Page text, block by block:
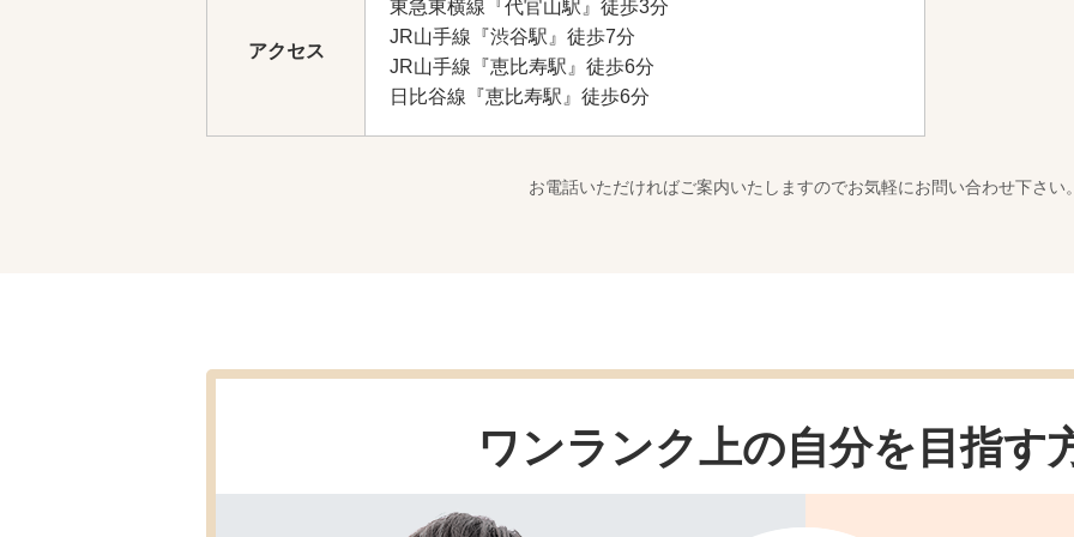
アクセス
東急東横線『代官山駅』徒歩3分
JR山手線『渋谷駅』徒歩7分
JR山手線『恵比寿駅』徒歩6分
日比谷線『恵比寿駅』徒歩6分
お電話いただければご案内いたしますのでお気軽にお問い合わせ下さい
ワンランク上の自分を 目指す